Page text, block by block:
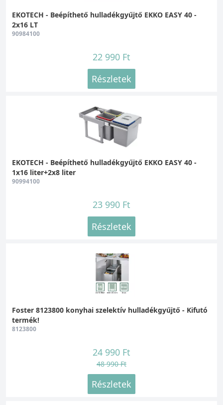
EKOTECH - Beépíthető hulladékgyűjtő EKKO EASY 40 -
2x16 LT
90984100
22 990 Ft
Részletek
EKOTECH - Beépíthető hulladékgyűjtő EKKO EASY 40 -
1x16 liter+2x8 liter
90994100
23 990 Ft
Részletek
Foster 8123800 konyhai szelektív hulladékgyűjtő - Kifutó
termék!
8123800
24 990 Ft
48 990 Ft
Részletek